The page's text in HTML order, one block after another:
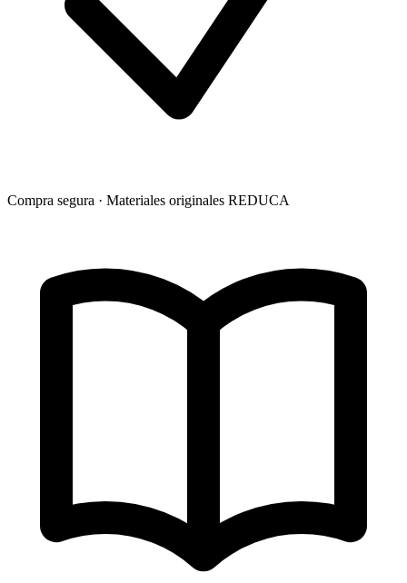
Compra segura · Materiales originales REDUCA